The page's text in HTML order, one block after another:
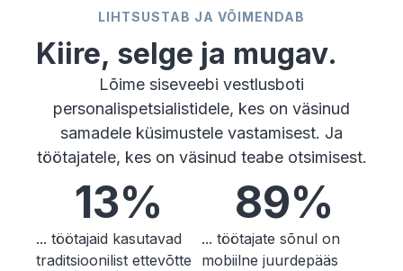
LIHTSUSTAB JA VÕIMENDAB
Kiire, selge ja mugav.
Lõime siseveebi vestlusboti
personalispetsialistidele, kes on väsinud
samadele küsimustele vastamisest. Ja
töötajatele, kes on väsinud teabe otsimisest.
13%
... töötajaid kasutavad
traditsioonilist ettevõtte
89%
... töötajate sõnul on
mobiilne juurdepääs